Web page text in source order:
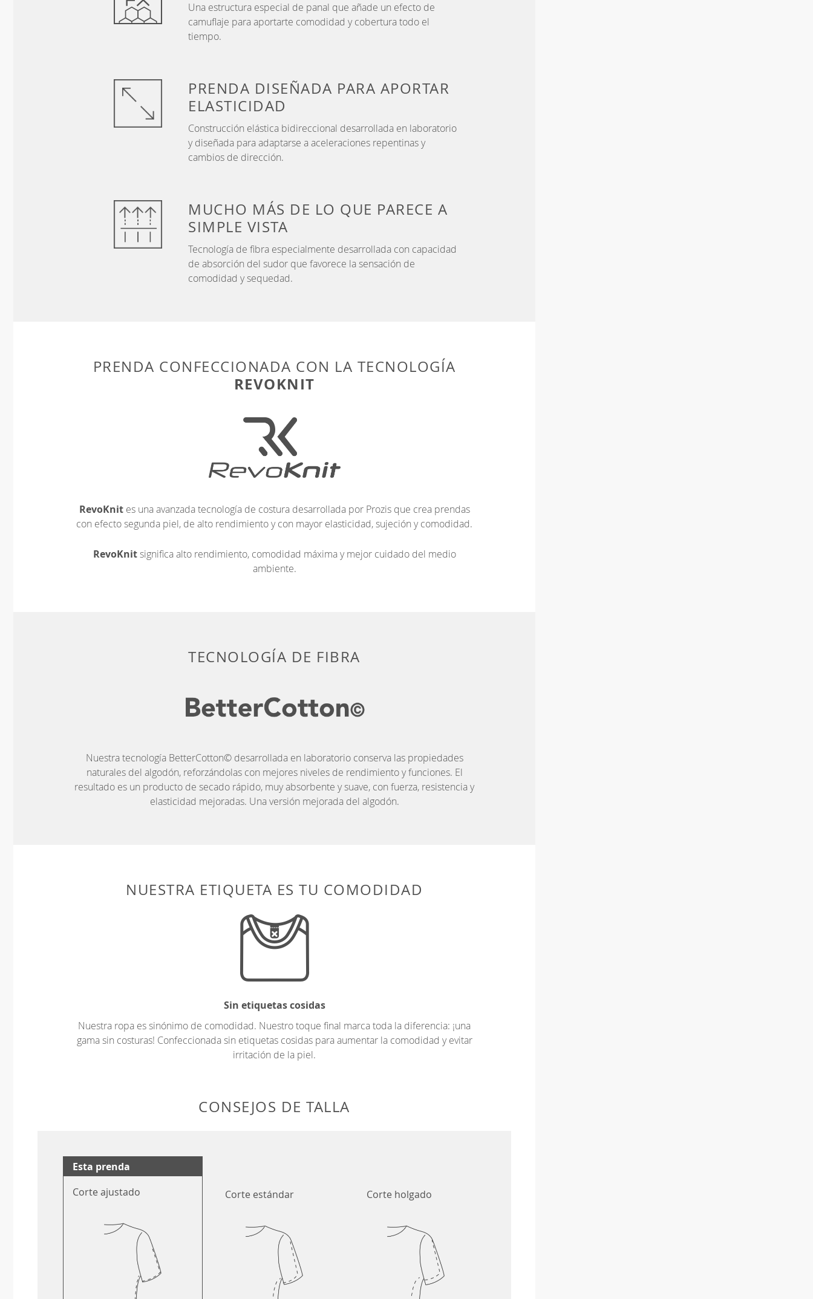
Una estructura especial de panal que añade un efecto de
camuflaje para aportarte comodidad y cobertura todo el
tiempo.
PRENDA DISEÑADA PARA APORTAR
ELASTICIDAD
Construcción elástica bidireccional desarrollada en laboratorio
y diseñada para adaptarse a aceleraciones repentinas y
cambios de dirección.
MUCHO MÁS DE LO QUE PARECE A
SIMPLE VISTA
Tecnología de fibra especialmente desarrollada con capacidad
de absorción del sudor que favorece la sensación de
comodidad y sequedad.
PRENDA CONFECCIONADA CON LA TECNOLOGÍA
REVOKNIT
RevoKnites una avanzada tecnología de costura desarrollada por Prozis que crea prendas
con efecto segunda piel, de alto rendimiento y con mayor elasticidad, sujeción y comodidad.
RevoKnitsignifica alto rendimiento, comodidad máxima y mejor cuidado del medio
ambiente.
TECNOLOGÍA DE FIBRA
Nuestra tecnología BetterCotton© desarrollada en laboratorio conserva las propiedades
naturales del algodón, reforzándolas con mejores niveles de rendimiento y funciones. El
resultado es un producto de secado rápido, muy absorbente y suave, con fuerza, resistencia y
elasticidad mejoradas. Una versión mejorada del algodón.
NUESTRA ETIQUETA ES TU COMODIDAD
Sin etiquetas cosidas
Nuestra ropa es sinónimo de comodidad. Nuestro toque final marca toda la diferencia: ¡una
gama sin costuras! Confeccionada sin etiquetas cosidas para aumentar la comodidad y evitar
irritación de la piel.
CONSEJOS DE TALLA
Esta prenda
Corte ajustado
Corte estándar Corte holgado